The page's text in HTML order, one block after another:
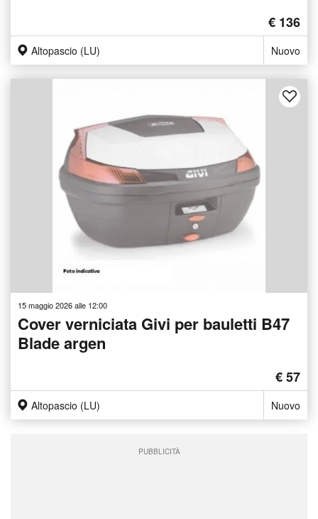
€ 136
Altopascio (LU) Nuovo
15 maggio 2026 alle 12:00
Cover verniciata Givi per bauletti B47
Blade argen
€ 57
Altopascio (LU) Nuovo
PUBBLICITÀ